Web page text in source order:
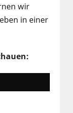
wir
in einer